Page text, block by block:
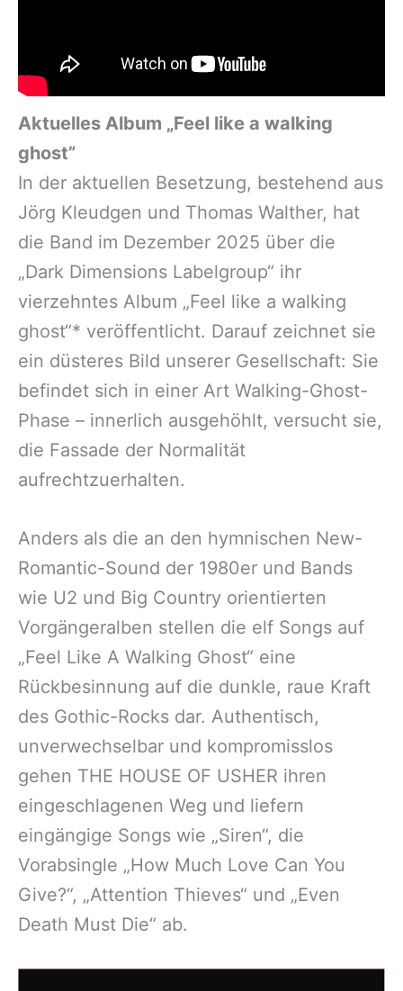
Aktuelles Album „Feel like a walking
ghost”
In der aktuellen Besetzung, bestehend aus
Jörg Kleudgen und Thomas Walther, hat
die Band im Dezember 2025 über die
„Dark Dimensions Labelgroup“ ihr
vierzehntes Album „Feel like a walking
ghost“* veröffentlicht. Darauf zeichnet sie
ein düsteres Bild unserer Gesellschaft: Sie
befindet sich in einer Art Walking-Ghost-
Phase – innerlich ausgehöhlt, versucht sie,
die Fassade der Normalität
aufrechtzuerhalten.
Anders als die an den hymnischen New-
Romantic-Sound der 1980er und Bands
wie U2 und Big Country orientierten
Vorgängeralben stellen die elf Songs auf
„Feel Like A Walking Ghost“ eine
Rückbesinnung auf die dunkle, raue Kraft
des Gothic-Rocks dar. Authentisch,
unverwechselbar und kompromisslos
gehen THE HOUSE OF USHER ihren
eingeschlagenen Weg und liefern
eingängige Songs wie „Siren“, die
Vorabsingle „How Much Love Can You
Give?“, „Attention Thieves“ und „Even
Death Must Die“ ab.